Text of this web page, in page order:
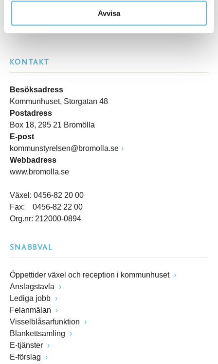
Avvisa
KONTAKT
Besöksadress
Kommunhuset, Storgatan 48
Postadress
Box 18, 295 21 Bromölla
E-post
kommunstyrelsen@bromolla.se
Webbadress
www.bromolla.se
Växel: 0456-82 20 00
Fax: 0456-82 22 00
Org.nr: 212000-0894
SNABBVAL
Öppettider växel och reception i kommunhuset
Anslagstavla
Lediga jobb
Felanmälan
Visselblåsarfunktion
Blankettsamling
E-tjänster
E-förslag